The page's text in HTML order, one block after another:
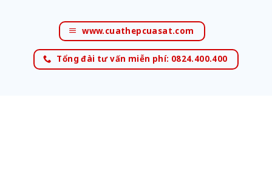
www.cuathepcuasat.com
Tổng đài tư vấn miễn phí: 0824.400.400